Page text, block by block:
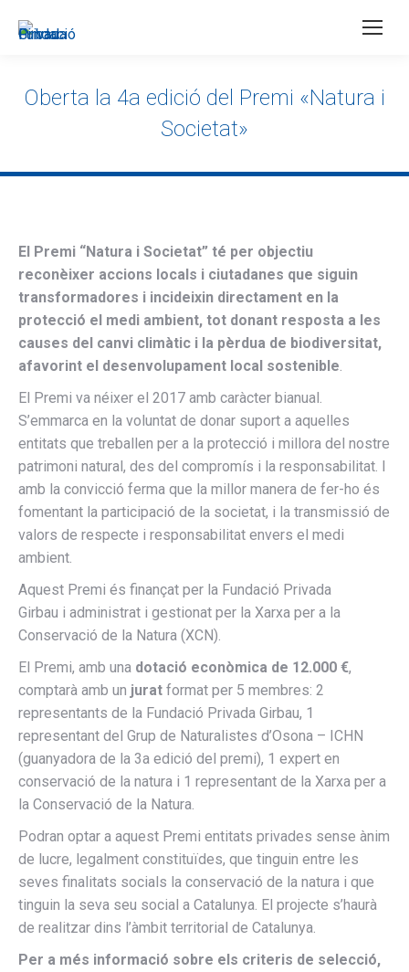
Oberta la 4a edició del Premi «Natura i
Societat»
El Premi “Natura i Societat” té per objectiu
reconèixer accions locals i ciutadanes que siguin
transformadores i incideixin directament en la
protecció el medi ambient, tot donant resposta a les
causes del canvi climàtic i la pèrdua de biodiversitat,
afavorint el desenvolupament local sostenible.
El Premi va néixer el 2017 amb caràcter bianual.
S’emmarca en la voluntat de donar suport a aquelles
entitats que treballen per a la protecció i millora del nostre
patrimoni natural, des del compromís i la responsabilitat. I
amb la convicció ferma que la millor manera de fer-ho és
fomentant la participació de la societat, i la transmissió de
valors de respecte i responsabilitat envers el medi
ambient.
Aquest Premi és finançat per la Fundació Privada
Girbau i administrat i gestionat per la Xarxa per a la
Conservació de la Natura (XCN).
El Premi, amb una dotació econòmica de 12.000 €,
comptarà amb un jurat format per 5 membres: 2
representants de la Fundació Privada Girbau, 1
representant del Grup de Naturalistes d’Osona – ICHN
(guanyadora de la 3a edició del premi), 1 expert en
conservació de la natura i 1 representant de la Xarxa per a
la Conservació de la Natura.
Podran optar a aquest Premi entitats privades sense ànim
de lucre, legalment constituïdes, que tinguin entre les
seves finalitats socials la conservació de la natura i que
tinguin la seva seu social a Catalunya. El projecte s’haurà
de realitzar dins l’àmbit territorial de Catalunya.
Per a més informació sobre els criteris de selecció,
Necessary
These
not
optional.
needed for
the website
to function.
Experience
In order for
our website
to perform
as well as
during your
visit. If you
refuse these
some
functionality
disappear